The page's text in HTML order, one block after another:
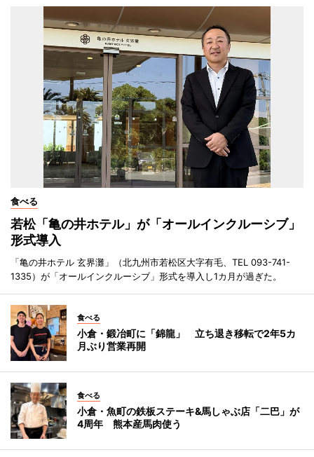
食べる
若松「亀の井ホテル」が「オールインクルーシブ」
形式導入
「亀の井ホテル 玄界灘」（北九州市若松区大字有毛、TEL 093-741-
1335）が「オールインクルーシブ」形式を導入し1カ月が過ぎた。
食べる
小倉・鍛冶町に「錦龍」 立ち退き移転で2年5カ
月ぶり営業再開
食べる
小倉・魚町の鉄板ステーキ&馬しゃぶ店「二巴」が
4周年 熊本産馬肉使う